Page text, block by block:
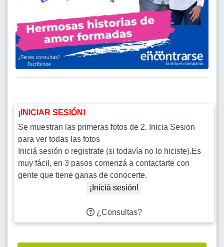
¡INICIAR SESIÓN!
Se muestran las primeras fotos de 2. Inicia Sesion
para ver todas las fotos
Iniciá sesión o registrate (si todavía no lo hiciste).Es
muy fácil, en 3 pasos comenzá a contactarte con
gente que tiene ganas de conocerte.
¡Iniciá sesión!
¿Consultas?